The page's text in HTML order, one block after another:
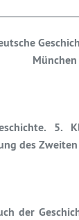
5.
des
der